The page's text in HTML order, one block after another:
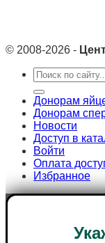
© 2008-2026 -
Search
for:
Донорам
Донорам
Новости
Доступ в
Войти
Оплата
Избранное